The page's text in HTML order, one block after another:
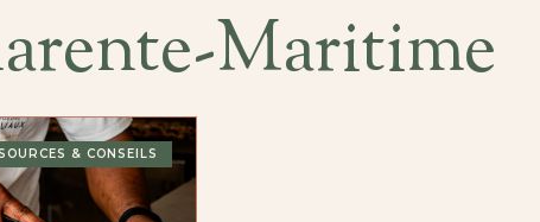
Maritime
& CONSEILS